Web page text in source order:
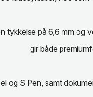
tykkelse på 6,6 mm og
gir både
og S Pen, samt